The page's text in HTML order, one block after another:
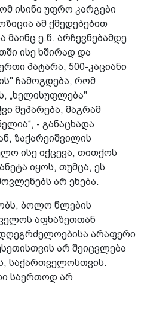
ისინი უფრო კარგები
ამ ქმედებებით
მაინც ე.წ. არჩევნებამდე
ისე ხშირად და
პატარა, 500-კაციანი
ჩამოგდება, რომ
„ხელისუფლება"
მეპარება, მაგრამ
- განაცხადა
ზაქარეიშვილის
ისე იქცევა, თითქოს
იყოს, თუმცა, ეს
არ ეხება.
ბოლო წლების
აფხაზეთთან
არაფერი
არ შეიცვლება
საქართველოსთვის.
საერთოდ არ